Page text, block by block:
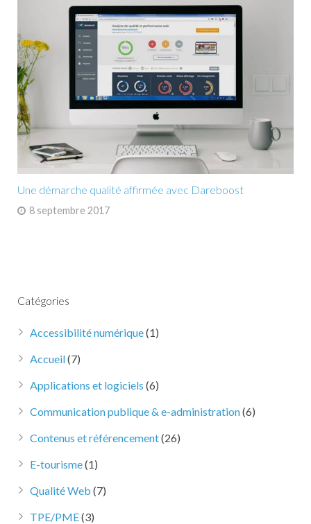
Une démarche qualité affirmée avec Dareboost
8 septembre 2017
Catégories
Accessibilité numérique(1)
Accueil(7)
Applications et logiciels (6)
Communication publique & e-administration(6)
Contenus et référencement(26)
E-tourisme(1)
Qualité Web (7)
TPE/PME(3)